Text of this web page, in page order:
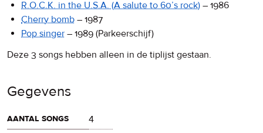
R.O.C.K. in the U.S.A. (A salute to 60’s rock) – 1986
Cherry bomb – 1987
Pop singer – 1989 (Parkeerschijf)
Deze 3 songs hebben alleen in de tiplijst gestaan.
Gegevens
aantal songs
4